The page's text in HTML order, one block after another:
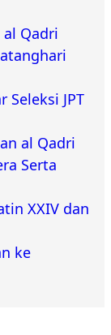
Qadri
Seleksi JPT
al Qadri
Serta
XXIV dan
ke